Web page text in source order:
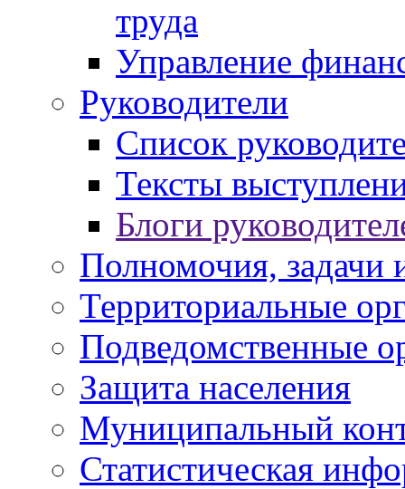
труда
Управление
Руководители
Список
Тексты
Блоги
Полномочия, задачи
Территориальные
Подведомственные
Защита населения
Муниципальный
Статистическая